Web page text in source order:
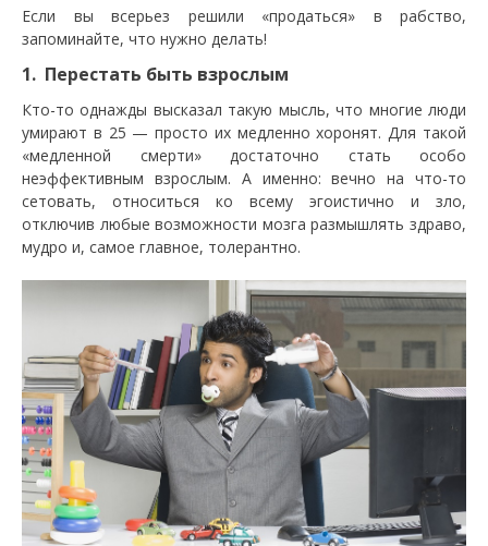
Если вы всерьез решили «продаться» в рабство,
запоминайте, что нужно делать!
1. Перестать быть взрослым
Кто-то однажды высказал такую мысль, что многие люди
умирают в 25 — просто их медленно хоронят. Для такой
«медленной смерти» достаточно стать особо
неэффективным взрослым. А именно: вечно на что-то
сетовать, относиться ко всему эгоистично и зло,
отключив любые возможности мозга размышлять здраво,
мудро и, самое главное, толерантно.